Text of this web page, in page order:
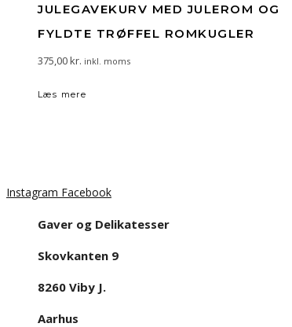
JULEGAVEKURV MED JULEROM OG
FYLDTE TRØFFEL ROMKUGLER
375,00kr. inkl. moms
Læs mere
Instagram Facebook
Gaver og Delikatesser
Skovkanten 9
8260 Viby J.
Aarhus